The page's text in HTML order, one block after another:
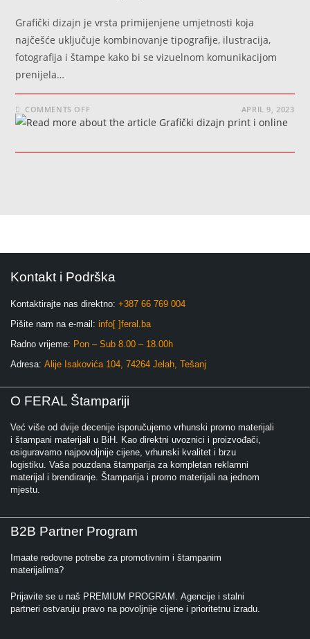
Grafički dizajn je vrsta primijenjene umjetnosti koja
najčešće uključuje kombinovanje tipografije, ilustracija,
fotografija i štampe kako bi se vizuelnom komunikacijom
prenijela…
COMMENTS OFF APRIL 9, 2023
Kontakt i Podrška
Kontaktirajte nas direktno: +387 66 769 004
Pišite nam na e-mail: info[ ]feral.ba
Radno vrijeme: Pon – Sub 8.00 – 18.00h
Adresa: Alije Isakovića 104, 74264 Jelah, Tešanj
O FERAL Štampariji
Već više od dvije decenije isporučujemo vrhunski promo materijali
i štampani materijali u BiH. Kao direktni uvoznici i proizvođači,
osiguravamo najpovoljnije cijene, vrhunski kvalitet i brzu
logistiku. Vaša pouzdana štamparija za kompletan reklamni
materijal i brendiranje. Štamparija i promo materijali na jednom
mjestu.
B2B Partner Program
Imaate redovne potrebe za promotivnim i štampanim
materijalima?
Prijavite se u naš PREMIUM PROGRAM. Agencije i stalni
partneri ostvaruju pravo na povoljnije cijene i prioritetnu izradu.